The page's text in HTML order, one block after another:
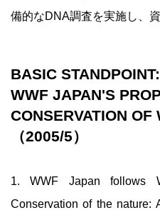
備的なDNA調査を実施し、
BASIC STANDPOINT:
WWF JAPAN'S
CONSERVATION
（2005/5）
1. WWF Japan follows
Conservation of the nature: